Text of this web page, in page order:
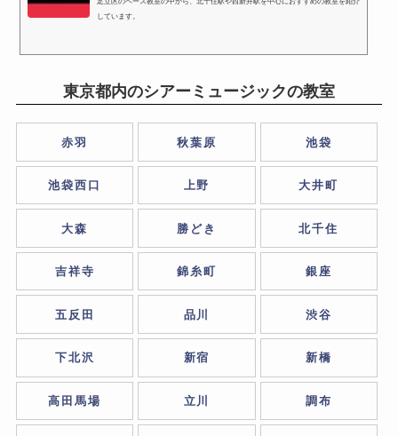
足立区のベース教室の中から、北千住駅や西新井駅を中心におすすめの教室を紹介
しています。
東京都内のシアーミュージックの教室
赤羽 秋葉原 池袋
池袋西口 上野 大井町
大森 勝どき 北千住
吉祥寺 錦糸町 銀座
五反田 品川 渋谷
下北沢 新宿 新橋
高田馬場 立川 調布